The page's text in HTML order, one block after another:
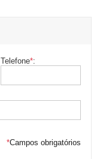
Telefone*:
*Campos obrigatórios